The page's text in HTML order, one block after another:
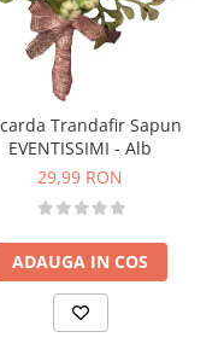
Trandafir Sapun
EVENTISSIMI - Alb
29,99 RON
ADAUGA IN COS